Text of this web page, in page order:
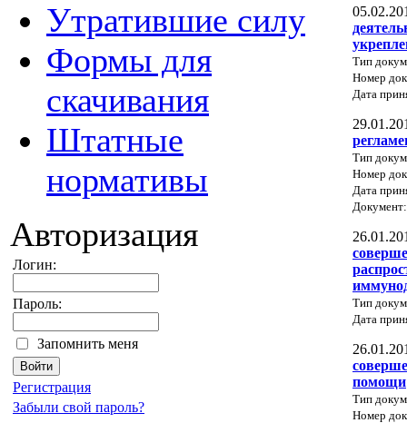
Утратившие силу
Формы для
скачивания
Штатные
нормативы
Авторизация
Логин:
Пароль:
Запомнить меня
Регистрация
Забыли свой пароль?
Тип
Номер
Дата
Тип
Номер
Дата
Тип
Дата
помощи
Тип
Номер